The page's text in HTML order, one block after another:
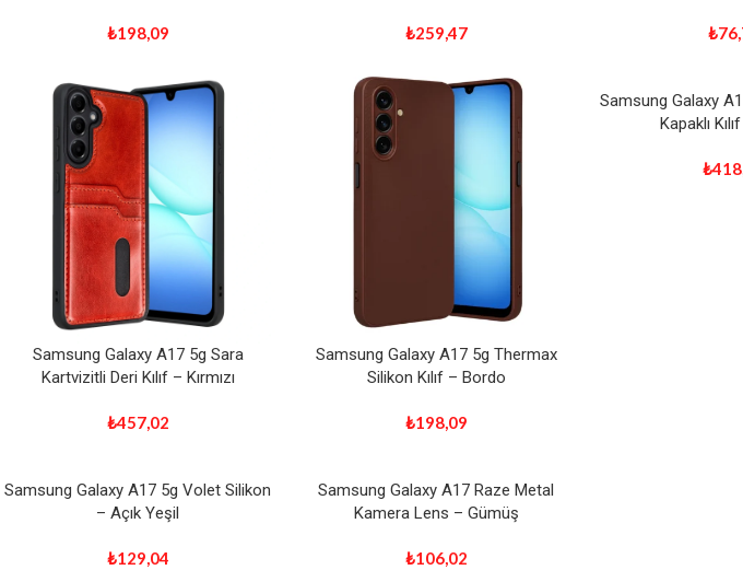
₺198,09 ₺259,47 ₺
Samsung Galaxy A17 5g Sara
Kartvizitli Deri Kılıf – Kırmızı
₺457,02
Samsung Galaxy A17 5g Thermax
Silikon Kılıf – Bordo
₺198,09
Samsung Galaxy
Kapaklı
₺
Samsung Galaxy A17 5g Volet Silikon
– Açık Yeşil
₺129,04
Samsung Galaxy A17 Raze Metal
Kamera Lens – Gümüş
₺106,02